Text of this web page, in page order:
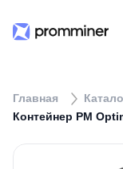
Главная
Контейнер PM